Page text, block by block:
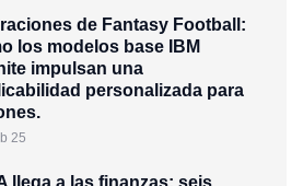
de Fantasy Football:
los modelos base IBM
impulsan una
personalizada para
25
llega a las finanzas: seis